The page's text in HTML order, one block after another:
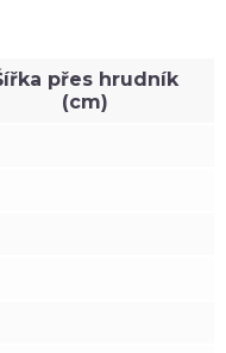
přes hrudník
(cm)